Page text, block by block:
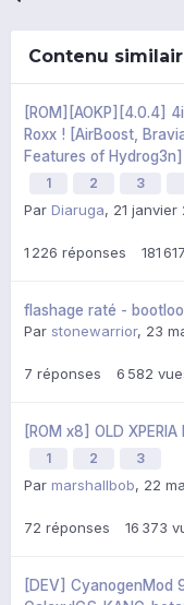
Contenu
[ROM][AOKP][4.0.4]
Roxx ! [AirBoost,
Features of
1 2 3
Par Diaruga, 21 janvier
1 226 réponses 181 617
flashage raté -
Par stonewarrior, 23
7 réponses 6 582
[ROM x8] OLD
1 2 3
Par marshallbob, 22
72 réponses 16 373
[DEV] CyanogenMod